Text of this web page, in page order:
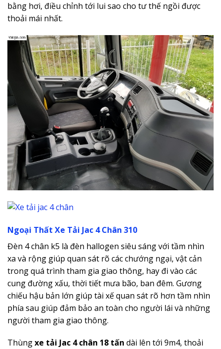
bằng hơi, điều chỉnh tới lui sao cho tư thế ngồi được
thoải mái nhất.
Ngoại Thất Xe Tải Jac 4 Chân 310
Đèn 4 chân k5 là đèn hallogen siêu sáng với tầm nhìn
xa và rộng giúp quan sát rõ các chướng ngại, vật cản
trong quá trình tham gia giao thông, hay đi vào các
cung đường xấu, thời tiết mưa bão, ban đêm. Gương
chiếu hậu bản lớn giúp tài xế quan sát rõ hơn tầm nhìn
phía sau giúp đảm bảo an toàn cho người lái và những
người tham gia giao thông.
Thùngxe tải Jac 4 chân 18 tấn dài lên tới 9m4, thoải